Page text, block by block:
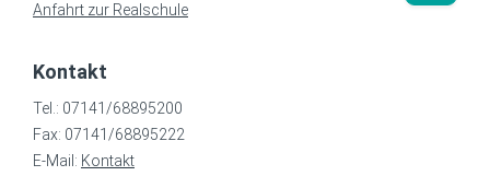
Anfahrt zur Realschule
Kontakt
Tel.: 07141/68895200
Fax: 07141/68895222
E-Mail: Kontakt